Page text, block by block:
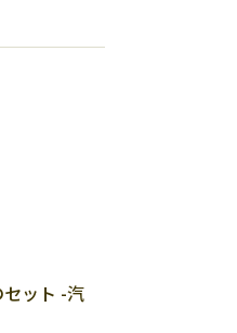
ット -汽